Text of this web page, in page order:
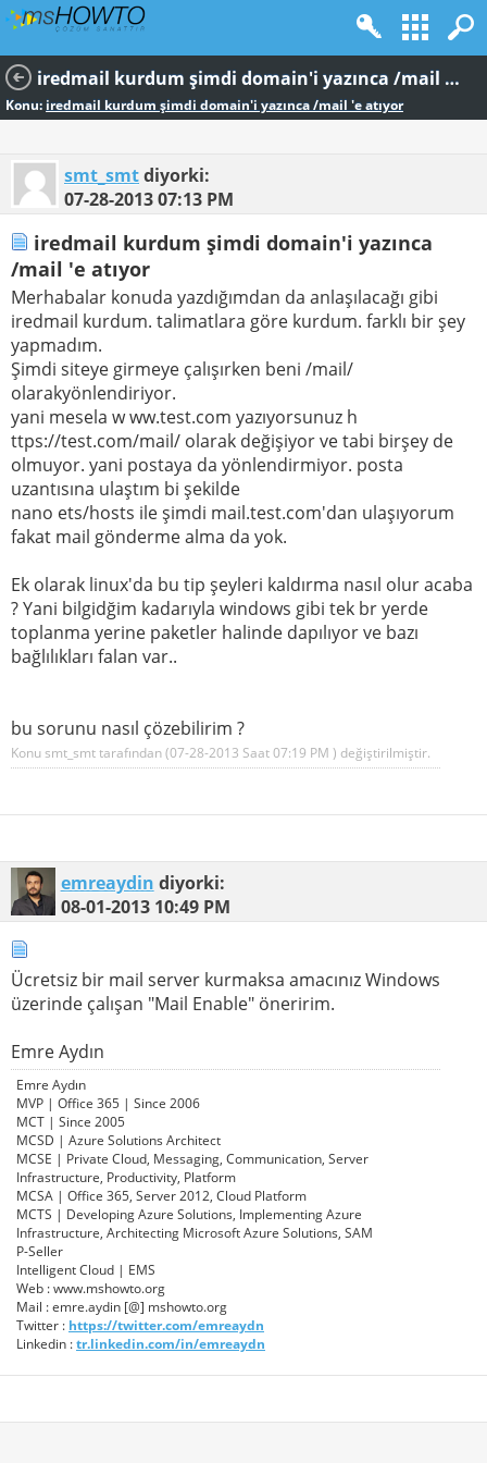
iredmail kurdum şimdi domain'i yazınca /mail 'e atıyor
Konu: iredmail kurdum şimdi domain'i yazınca /mail 'e atıyor
smt_smtdiyorki:
07-28-201307:13 PM
iredmail kurdum şimdi domain'i yazınca
/mail 'e atıyor
Merhabalar konuda yazdığımdan da anlaşılacağı gibi
iredmail kurdum. talimatlara göre kurdum. farklı bir şey
yapmadım.
Şimdi siteye girmeye çalışırken beni /mail/
olarakyönlendiriyor.
yani mesela w ww.test.com yazıyorsunuz h
ttps://test.com/mail/ olarak değişiyor ve tabi birşey de
olmuyor. yani postaya da yönlendirmiyor. posta
uzantısına ulaştım bi şekilde
nano ets/hosts ile şimdi mail.test.com'dan ulaşıyorum
fakat mail gönderme alma da yok.
Ek olarak linux'da bu tip şeyleri kaldırma nasıl olur acaba
? Yani bilgidğim kadarıyla windows gibi tek br yerde
toplanma yerine paketler halinde dapılıyor ve bazı
bağlılıkları falan var..
bu sorunu nasıl çözebilirim ?
Konu smt_smt tarafından (07-28-2013 Saat07:19 PM ) değiştirilmiştir.
emreaydin diyorki:
08-01-2013 10:49 PM
Ücretsiz bir mail server kurmaksa amacınız Windows
üzerinde çalışan "Mail Enable" öneririm.
Emre Aydın
Emre Aydın
MVP | Office 365 | Since 2006
MCT | Since 2005
MCSD | Azure Solutions Architect
MCSE | Private Cloud, Messaging, Communication, Server
Infrastructure, Productivity, Platform
MCSA | Office 365, Server 2012, Cloud Platform
MCTS | Developing Azure Solutions, Implementing Azure
Infrastructure, Architecting Microsoft Azure Solutions, SAM
P-Seller
Intelligent Cloud | EMS
Web : www.mshowto.org
Mail : emre.aydin [@] mshowto.org
Twitter : https://twitter.com/emreaydn
Linkedin :tr.linkedin.com/in/emreaydn